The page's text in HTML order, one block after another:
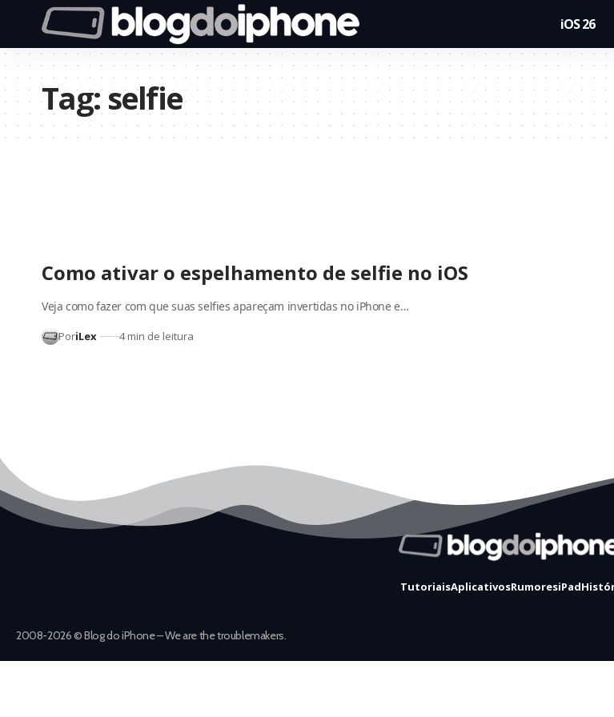
iOS 26
Tag:selfie
Como ativar o espelhamento de selfie no iOS
Veja como fazer com que suas selfies apareçam invertidas no iPhone e…
PoriLex 4 min de leitura
TutoriaisAplicativosRumoresiPad
2008-2026 © Blog do iPhone – We are the troublemakers.